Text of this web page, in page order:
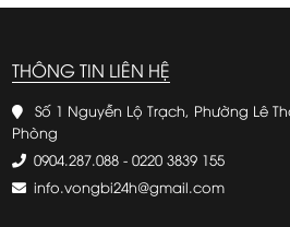
THÔNG TIN LIÊN HỆ
Số 1 Nguyễn Lộ Trạch, Phường Lê
Phòng
0904.287.088- 0220 3839 155
info.vongbi24h@gmail.com